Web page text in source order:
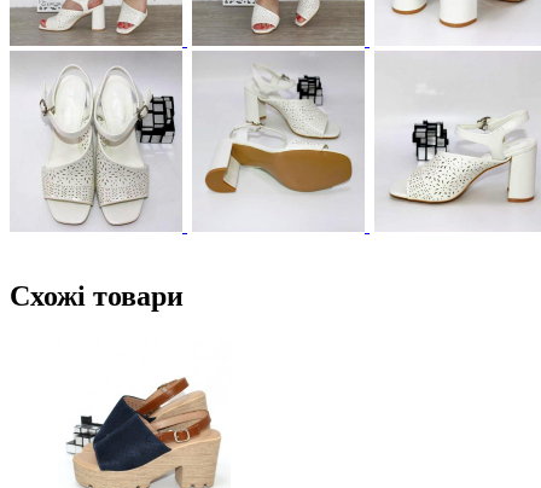
Схожі товари